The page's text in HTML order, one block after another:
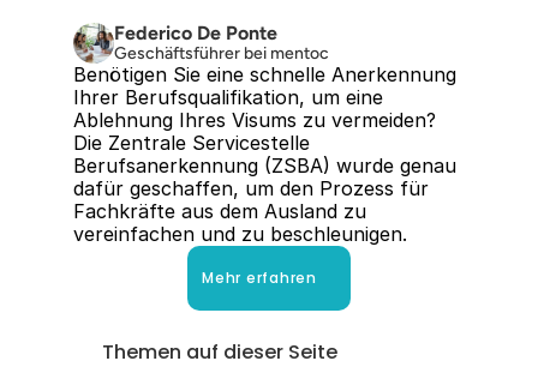
Federico De Ponte
Geschäftsführer bei mentoc
Benötigen Sie eine schnelle Anerkennung
Ihrer Berufsqualifikation, um eine
Ablehnung Ihres Visums zu vermeiden?
Die Zentrale Servicestelle
Berufsanerkennung (ZSBA) wurde genau
dafür geschaffen, um den Prozess für
Fachkräfte aus dem Ausland zu
vereinfachen und zu beschleunigen.
Mehr erfahren
Themen auf dieser Seite